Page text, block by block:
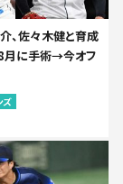
、佐々木健と育成
に手術→今オフ
ズ